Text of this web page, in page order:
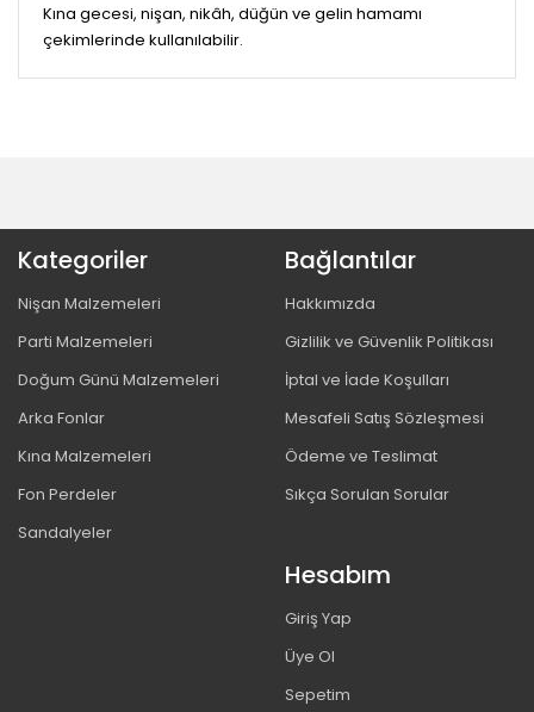
Kına gecesi, nişan, nikâh, düğün ve gelin hamamı
çekimlerinde kullanılabilir.
Kategoriler
Nişan Malzemeleri
Parti Malzemeleri
Doğum Günü Malzemeleri
Arka Fonlar
Kına Malzemeleri
Fon Perdeler
Sandalyeler
Bağlantılar
Hakkımızda
Gizlilik ve Güvenlik Politikası
İptal ve İade Koşulları
Mesafeli Satış Sözleşmesi
Ödeme ve Teslimat
Sıkça Sorulan Sorular
Hesabım
Giriş Yap
Üye Ol
Sepetim